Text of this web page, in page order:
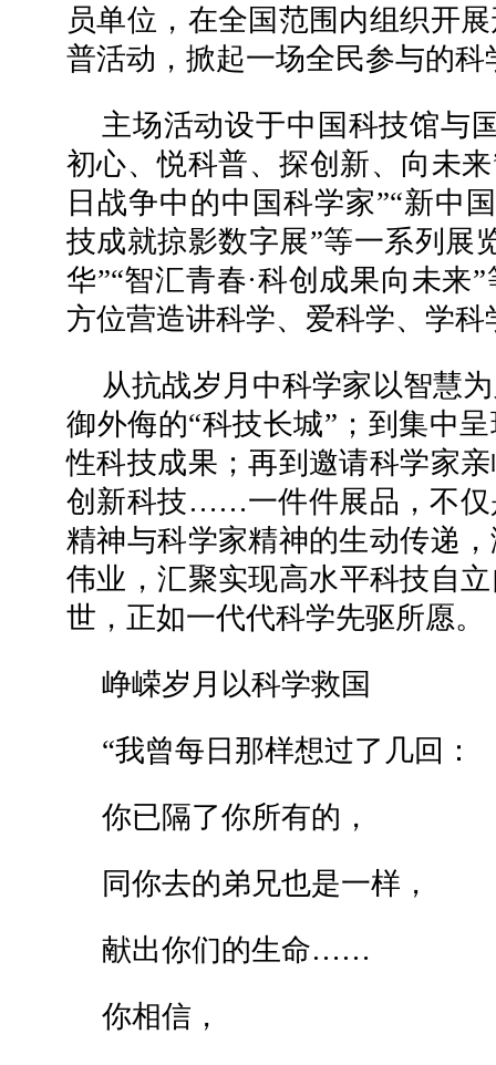
员单位，在全国范围内组织开
普活动，掀起一场全民参与的科
主场活动设于中国科技馆与
初心、悦科普、探创新、向未
日战争中的中国科学家”“新中
技成就掠影数字展”等一系列展
华”“智汇青春·科创成果向未来
方位营造讲科学、爱科学、学
从抗战岁月中科学家以智慧
御外侮的“科技长城”；到集中
性科技成果；再到邀请科学家
创新科技……一件件展品，不仅
精神与科学家精神的生动传递
伟业，汇聚实现高水平科技自
世，正如一代代科学先驱所愿。
峥嵘岁月以科学救国
“我曾每日那样想过了几回：
你已隔了你所有的，
同你去的弟兄也是一样，
献出你们的生命……
你相信，